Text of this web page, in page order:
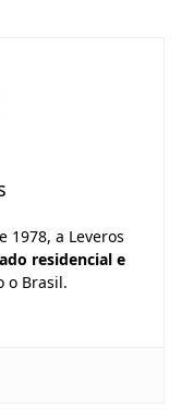
1978, a Leveros
residencial e
o Brasil.